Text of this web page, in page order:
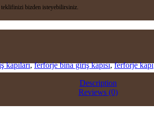
bizden isteyebilirsiniz.
kapıları,ferforje bina giriş kapısı,ferforje kapı
Description
Reviews (0)